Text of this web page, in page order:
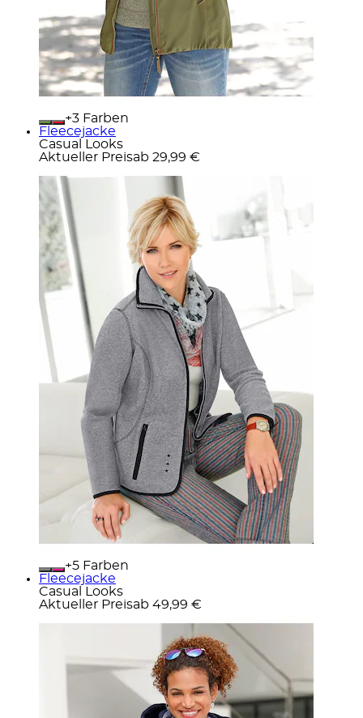
+
Farben
Fleecejacke
Casual Looks
Aktueller Preisab 29,99 €
+
Farben
Fleecejacke
Casual Looks
Aktueller Preisab 49,99 €